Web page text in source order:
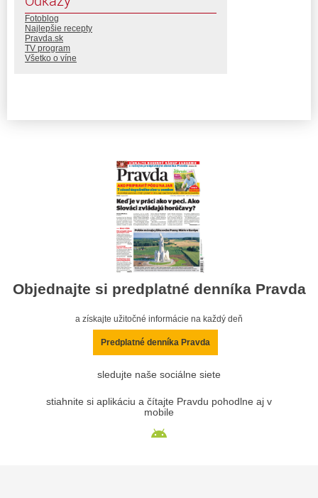
Fotoblog
Najlepšie recepty
Pravda.sk
TV program
Všetko o víne
Objednajte si predplatné denníka Pravda
a získajte užitočné informácie na každý deň
Predplatné denníka Pravda
sledujte naše sociálne siete
stiahnite si aplikáciu a čítajte Pravdu pohodlne aj v
mobile